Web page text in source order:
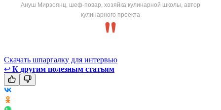
Ануш Мирзоянц, шеф-повар, хозяйка кулинарной школы, автор
кулинарного проекта
Скачать шпаргалку для интервью
↩ К другим полезным статьям